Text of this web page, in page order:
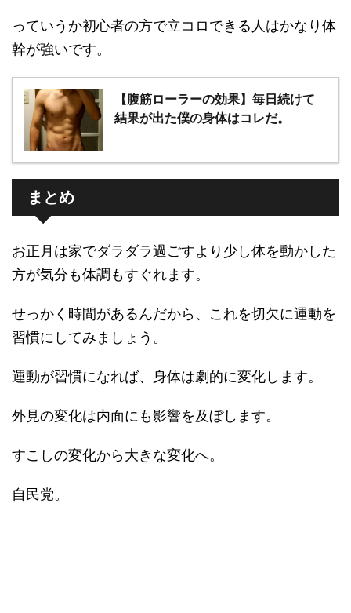
っていうか初心者の方で立コロできる人はかなり体
幹が強いです。
【腹筋ローラーの効果】毎日続けて
結果が出た僕の身体はコレだ。
まとめ
お正月は家でダラダラ過ごすより少し体を動かした
方が気分も体調もすぐれます。
せっかく時間があるんだから、これを切欠に運動を
習慣にしてみましょう。
運動が習慣になれば、身体は劇的に変化します。
外見の変化は内面にも影響を及ぼします。
すこしの変化から大きな変化へ。
自民党。